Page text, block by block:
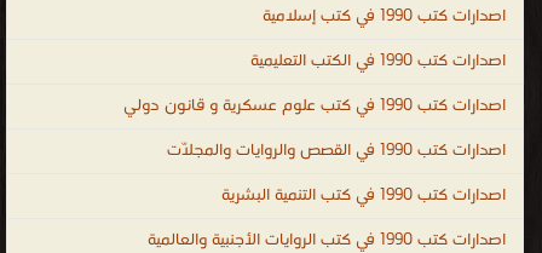
kutub ، التنمية البشرية
اصدارات كتب 1990 في كتب إسلامية
اصدارات كتب 1990 في الكتب التعليمية
اصدارات كتب 1990 في كتب علوم عسكرية و قانون دولي
اصدارات كتب 1990 في القصص والروايات والمجلّات
اصدارات كتب 1990 في كتب التنمية البشرية
اصدارات كتب 1990 في كتب الروايات الأجنبية والعالمية